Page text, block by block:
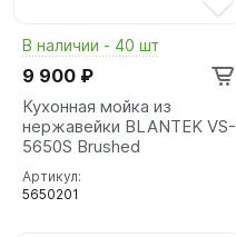
В наличии - 40 шт
9 900 ₽
Кухонная мойка из
нержавейки BLANTEK VS-
5650S Brushed
Артикул:
5650201